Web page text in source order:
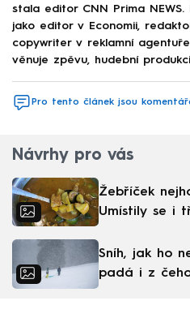
stala editor CNN Prima
jako editor v Economii,
copywriter v reklamní
věnuje zpěvu, hudební
Pro tento článek jsou
Návrhy pro vás
Žebříček
Umístily se i
Sníh, jak ho
padá i z